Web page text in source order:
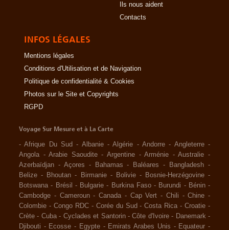
Ils nous aident
Contacts
INFOS LÉGALES
Mentions légales
Conditions d'Utilisation et de Navigation
Politique de confidentialité & Cookies
Photos sur le Site et Copyrights
RGPD
Voyage Sur Mesure et à La Carte
-Afrique Du Sud - Albanie -Algérie -Andorre - Angleterre -
Angola -Arabie Saoudite -Argentine -Arménie -Australie -
Azerbaïdjan - Açores - Bahamas - Baléares - Bangladesh -
Belize - Bhoutan - Birmanie - Bolivie - Bosnie-Herzégovine -
Botswana - Brésil - Bulgarie - Burkina Faso - Burundi - Bénin -
Cambodge - Cameroun - Canada - Cap Vert - Chili -Chine -
Colombie - Congo RDC - Corée du Sud -Costa Rica -Croatie -
Crète - Cuba - Cyclades et Santorin -Côte d'Ivoire - Danemark -
Djibouti - Ecosse - Egypte - Emirats Arabes Unis - Equateur -